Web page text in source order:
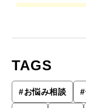
TAGS
#お悩み相談 #